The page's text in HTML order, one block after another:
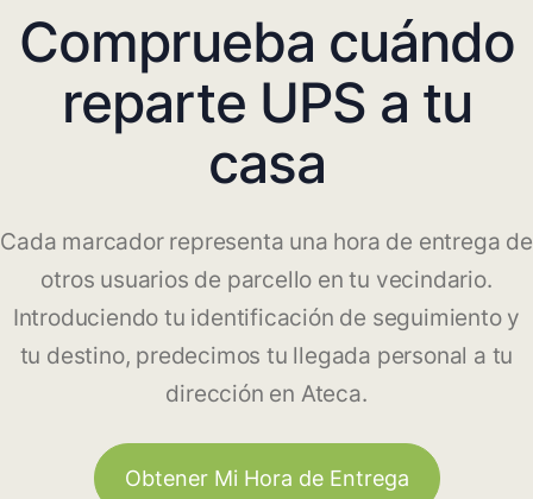
Comprueba cuándo
reparte UPS a tu
casa
Cada marcador representa una hora de entrega de
otros usuarios de parcello en tu vecindario.
Introduciendo tu identificación de seguimiento y
tu destino, predecimos tu llegada personal a tu
dirección en Ateca.
Obtener Mi Hora de Entrega